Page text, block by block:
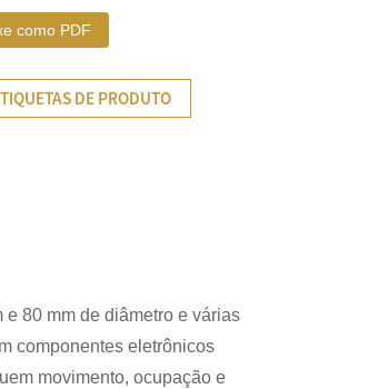
como PDF
DE PRODUTO
80 mm de diâmetro e várias
componentes eletrônicos
movimento, ocupação e